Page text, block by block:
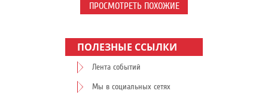
ПРОСМОТРЕТЬ ПОХОЖИЕ
ПОЛЕЗНЫЕ ССЫЛКИ
Лента событий
Мы в социальных сетях